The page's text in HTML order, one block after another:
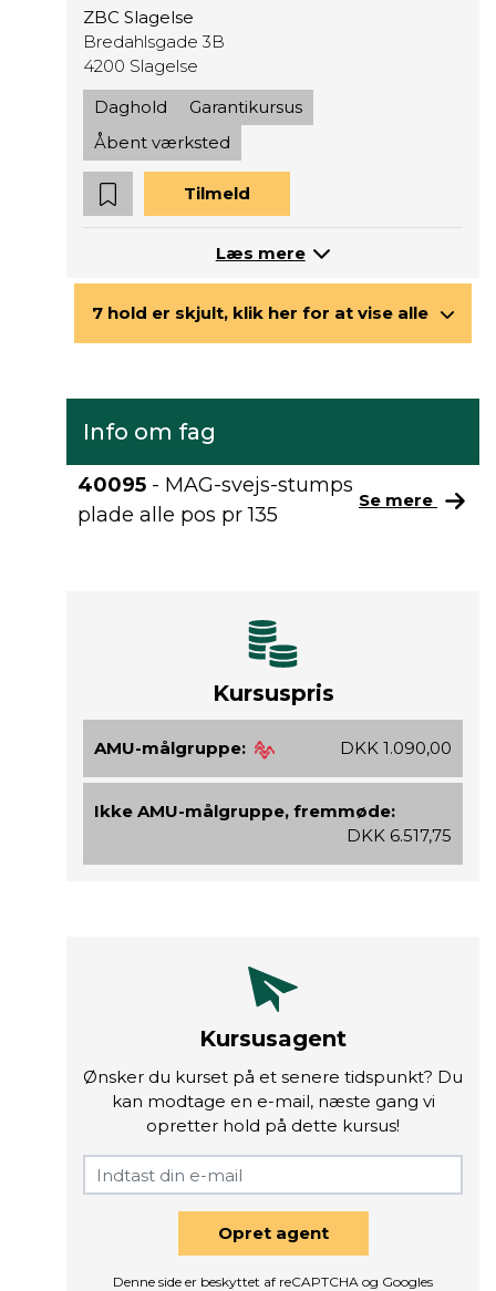
ZBC Slagelse
Bredahlsgade 3B
4200 Slagelse
Daghold
Garantikursus
Åbent værksted
Tilmeld
Læs mere
7 hold er skjult, klik her for at vise alle
Info om fag
40095 - MAG-svejs-stumps
plade alle pos pr 135
Se mere
Kursuspris
AMU-målgruppe: DKK 1.090,00
Ikke AMU-målgruppe, fremmøde:
DKK 6.517,75
Kursusagent
Ønsker du kurset på et senere tidspunkt? Du
kan modtage en e-mail, næste gang vi
opretter hold på dette kursus!
Opret agent
Denne side er beskyttet af reCAPTCHA og Googles